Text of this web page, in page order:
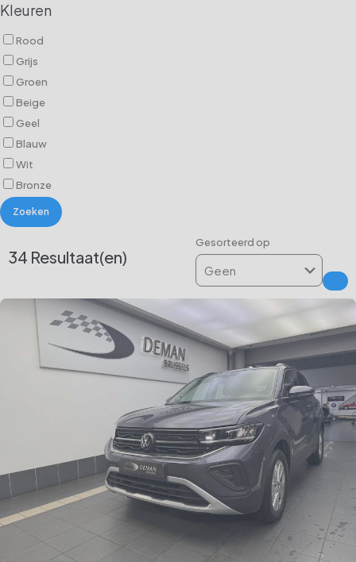
Kleuren
Rood
Grijs
Groen
Beige
Geel
Blauw
Wit
Bronze
Zoeken
34 Resultaat(en)
Gesorteerd op